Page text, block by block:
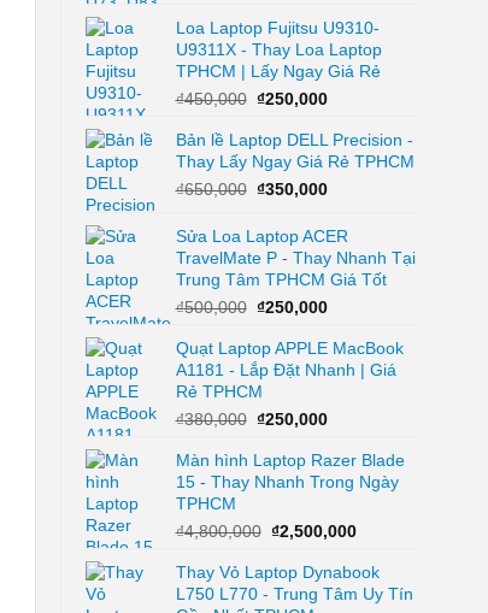
là:
₫1,200,000.
tại
là:
₫500,000.
Loa Laptop Fujitsu U9310-
U9311X - Thay Loa Laptop
TPHCM | Lấy Ngay Giá Rẻ
₫450,000 Giá
là:
₫450,000.
₫250,000Giá
tại
là:
₫250,000.
Bản lề Laptop DELL Precision -
Thay Lấy Ngay Giá Rẻ TPHCM
₫650,000 Giá
là:
₫650,000.
₫350,000Giá
tại
là:
₫350,000.
Sửa Loa Laptop ACER
TravelMate P - Thay Nhanh Tại
Trung Tâm TPHCM Giá Tốt
₫500,000 Giá
là:
₫500,000.
₫250,000Giá
tại
là:
Quạt Laptop APPLE MacBook
A1181 - Lắp Đặt Nhanh | Giá
Rẻ TPHCM
₫380,000 Giá
là:
₫380,000.
₫250,000Giá
tại
là:
Màn hình Laptop Razer Blade
15 - Thay Nhanh Trong Ngày
TPHCM
₫4,800,000 Giá
là:
₫4,800,000.
₫2,500,000Giá
tại
là:
Thay Vỏ Laptop Dynabook
L750 L770 - Trung Tâm Uy Tín